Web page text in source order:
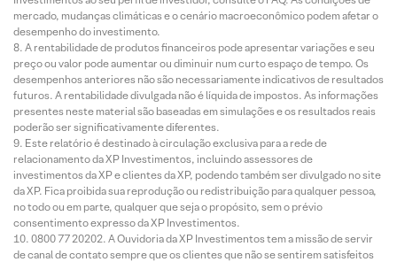
mercado, mudanças climáticas e o cenário macroeconômico podem afetar o
desempenho do investimento.
A rentabilidade de produtos financeiros pode apresentar variações e seu
preço ou valor pode aumentar ou diminuir num curto espaço de tempo. Os
desempenhos anteriores não são necessariamente indicativos de resultados
futuros. A rentabilidade divulgada não é líquida de impostos. As informações
presentes neste material são baseadas em simulações e os resultados reais
poderão ser significativamente diferentes.
Este relatório é destinado à circulação exclusiva para a rede de
relacionamento da XP Investimentos, incluindo assessores de
investimentos da XP e clientes da XP, podendo também ser divulgado no site
da XP. Fica proibida sua reprodução ou redistribuição para qualquer pessoa,
no todo ou em parte, qualquer que seja o propósito, sem o prévio
consentimento expresso da XP Investimentos.
0800 77 20202. A Ouvidoria da XP Investimentos tem a missão de servir
de canal de contato sempre que os clientes que não se sentirem satisfeitos